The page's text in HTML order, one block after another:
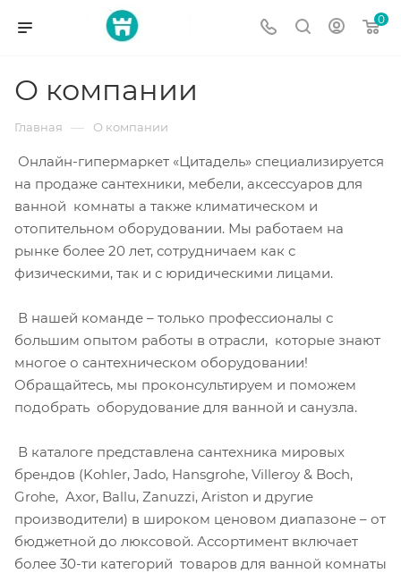
0
О компании
Главная — О компании
Онлайн-гипермаркет «Цитадель» специализируется
на продаже сантехники, мебели, аксессуаров для
ванной комнаты а также климатическом и
отопительном оборудовании. Мы работаем на
рынке более 20 лет, сотрудничаем как с
физическими, так и с юридическими лицами.
В нашей команде – только профессионалы с
большим опытом работы в отрасли, которые знают
многое о сантехническом оборудовании!
Обращайтесь, мы проконсультируем и поможем
подобрать оборудование для ванной и санузла.
В каталоге представлена сантехника мировых
брендов (Kohler, Jado, Hansgrohe, Villeroy & Boch,
Grohe, Axor, Ballu, Zanuzzi, Ariston и другие
производители) в широком ценовом диапазоне – от
бюджетной до люксовой. Ассортимент включает
более 30-ти категорий товаров для ванной комнаты